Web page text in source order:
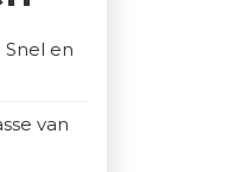
en
van